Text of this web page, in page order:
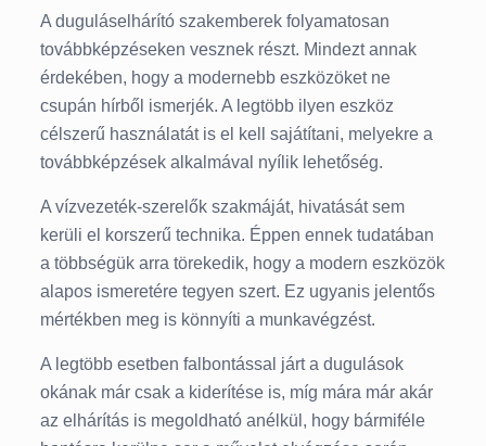
A duguláselhárító szakemberek folyamatosan
továbbképzéseken vesznek részt. Mindezt annak
érdekében, hogy a modernebb eszközöket ne
csupán hírből ismerjék. A legtöbb ilyen eszköz
célszerű használatát is el kell sajátítani, melyekre a
továbbképzések alkalmával nyílik lehetőség.
A vízvezeték-szerelők szakmáját, hivatását sem
kerüli el korszerű technika. Éppen ennek tudatában
a többségük arra törekedik, hogy a modern eszközök
alapos ismeretére tegyen szert. Ez ugyanis jelentős
mértékben meg is könnyíti a munkavégzést.
A legtöbb esetben falbontással járt a dugulások
okának már csak a kiderítése is, míg mára már akár
az elhárítás is megoldható anélkül, hogy bármiféle